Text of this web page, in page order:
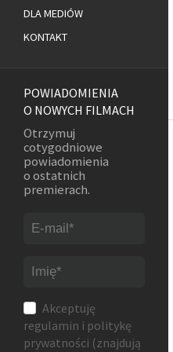
DLA MEDIÓW
KONTAKT
POWIADOMIENIA
O NOWYCH FILMACH
Otrzymuj
cotygodniowe
powiadomienia
o ostatnich
premierach.
Akceptuję
regulamin i politykę
prywatności (znajdują